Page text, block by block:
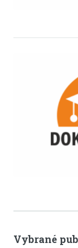
Vybrané